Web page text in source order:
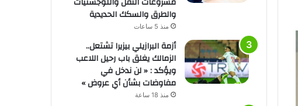
والطرق والسكك الحديدية
منذ 5 ساعات
أزمة البرازيلي بيزيرا تشتعل..
الزمالك يغلق باب رحيل اللاعب
ويؤكد : « لن ندخل في
مفاوضات بشأن أي عروض »
منذ 18 ساعة